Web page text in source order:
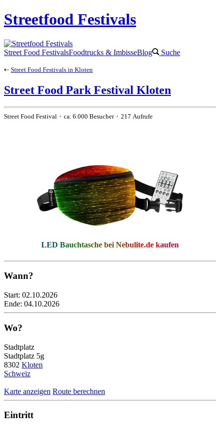
Streetfood Festivals
Street Food FestivalsFoodtrucks & ImbisseBlog Suche
⇠ Street Food Festivals in Kloten
Street Food Park Festival Kloten
Street Food Festival ⬝ ca. 6.000 Besucher ⬝ 217 Aufrufe
LED Bauchtasche bei Nebulite.de kaufen
Wann?
Start: 02.10.2026
Ende: 04.10.2026
Wo?
Stadtplatz
Stadtplatz 5g
8302 Kloten
Schweiz
Karte anzeigen Route berechnen
Eintritt